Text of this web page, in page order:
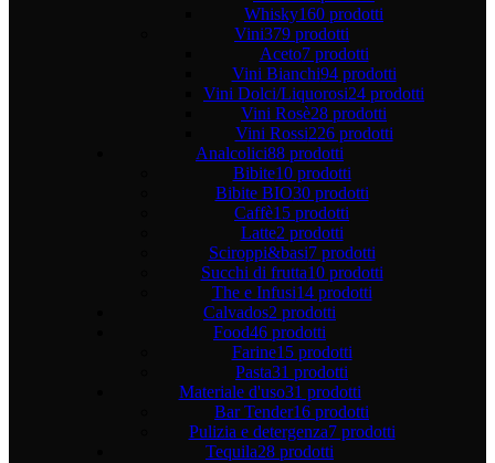
Whisky160 prodotti
Vini379 prodotti
Aceto7 prodotti
Vini Bianchi94 prodotti
Vini Dolci/Liquorosi24 prodotti
Vini Rosè28 prodotti
Vini Rossi226 prodotti
Analcolici88 prodotti
Bibite10 prodotti
Bibite BIO30 prodotti
Caffè15 prodotti
Latte2 prodotti
Sciroppi&basi7 prodotti
Succhi di frutta10 prodotti
The e Infusi14 prodotti
Calvados2 prodotti
Food46 prodotti
Farine15 prodotti
Pasta31 prodotti
Materiale d'uso31 prodotti
Bar Tender16 prodotti
Pulizia e detergenza7 prodotti
Tequila28 prodotti